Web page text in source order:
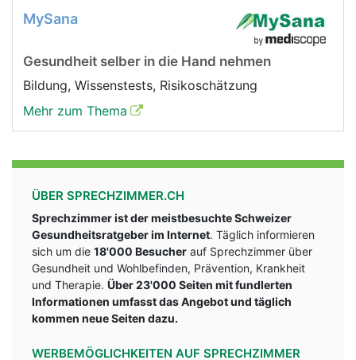
MySana
Gesundheit selber in die Hand nehmen
Bildung, Wissenstests, Risikoschätzung
Mehr zum Thema
ÜBER SPRECHZIMMER.CH
Sprechzimmer ist der meistbesuchte Schweizer
Gesundheitsratgeber im Internet. Täglich informieren
sich um die 18'000 Besucher auf Sprechzimmer über
Gesundheit und Wohlbefinden, Prävention, Krankheit
und Therapie. Über 23'000 Seiten mit fundlerten
Informationen umfasst das Angebot und täglich
kommen neue Seiten dazu.
WERBEMÖGLICHKEITEN AUF SPRECHZIMMER